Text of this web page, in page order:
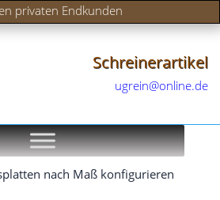
privaten Endkunden
Schreinerartikel
ugrein@online.de